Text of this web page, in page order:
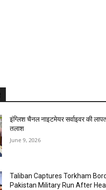
इंग्लिश चैनल नाइटमेयर सर्वाइवर की
तलाश
June 9, 2026
Taliban Captures Torkham
Pakistan Military Run After